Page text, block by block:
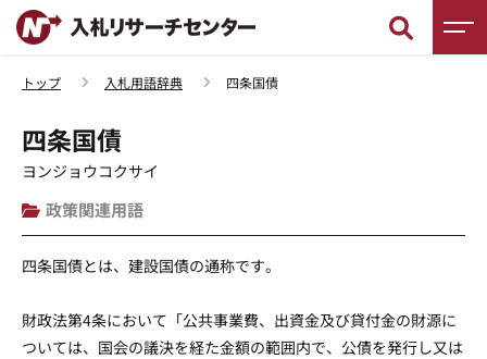
調査レポート
入札徹底ガイド
入札用語辞典
入札セミナー
トップ 入札用語辞典 四条国債
四条国債
ヨンジョウコクサイ
政策関連用語
四条国債とは、建設国債の通称です。
財政法第4条において「公共事業費、出資金及び貸付金の財源に
ついては、国会の議決を経た金額の範囲内で、公債を発行し又は